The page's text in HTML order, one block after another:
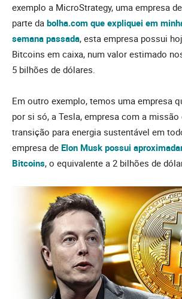
exemplo a MicroStrategy, uma empresa
parte da bolha.com que expliquei em
semana passada, esta empresa possui
Bitcoins em caixa, num valor estimado
5 bilhões de dólares.
Em outro exemplo, temos uma empresa
por si só, a Tesla, empresa com a missão
transição para energia sustentável em
empresa de Elon Musk possui
Bitcoins, o equivalente a 2 bilhões de